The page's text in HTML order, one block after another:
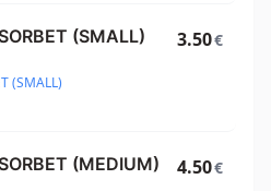
(SMALL)
(SMALL)
3.50€
(MEDIUM) 4.50€